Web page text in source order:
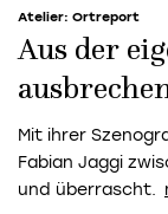
Atelier: Ortreport
Aus der
Mit ihrer
Fabian Jaggi
und überrascht.